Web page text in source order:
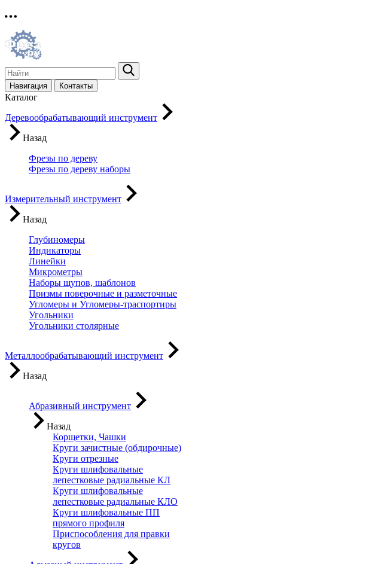
Навигация Контакты
Каталог
Деревообрабатывающий инструмент
Назад
Фрезы по дереву
Фрезы по дереву наборы
Измерительный инструмент
Назад
Глубиномеры
Индикаторы
Линейки
Микрометры
Наборы щупов, шаблонов
Призмы поверочные и разметочные
Угломеры и Угломеры-траспортиры
Угольники
Угольники столярные
Металлообрабатывающий инструмент
Назад
Абразивный инструмент
Назад
Корщетки, Чашки
Круги зачистные (обдирочные)
Круги отрезные
Круги шлифовальные
лепестковые радиальные КЛ
Круги шлифовальные
лепестковые радиальные КЛО
Круги шлифовальные ПП
прямого профиля
Приспособления для правки
кругов